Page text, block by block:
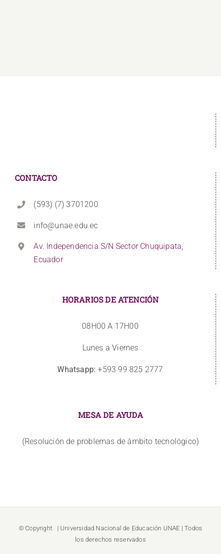
CONTACTO
(593) (7) 3701200
info@unae.edu.ec
Av. Independencia S/N Sector Chuquipata,
Ecuador
HORARIOS DE ATENCIÓN
08H00 A 17H00
Lunes a Viernes
Whatsapp: +593 99 825 2777
MESA DE AYUDA
(Resolución de problemas de ámbito tecnológico)
© Copyright | Universidad Nacional de Educación UNAE | Todos
los derechos reservados